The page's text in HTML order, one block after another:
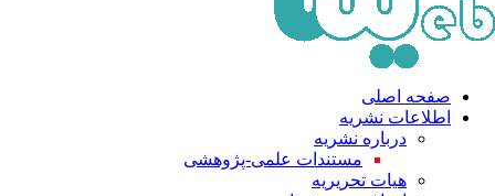
صفحه اصلی
اطلاعات نشریه
درباره نشریه
مستندات علمی-پژوهشی
هیات تحریریه